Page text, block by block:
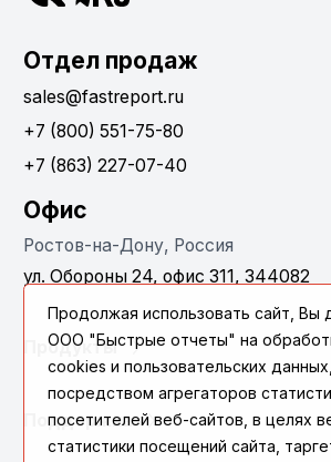
Отдел продаж
sales@fastreport.ru
+7 (800) 551-75-80
+7 (863) 227-07-40
Офис
Ростов-на-Дону, Россия
ул. Обороны 24, офис 311, 344082
Продукты
Поддержка
Продолжая использовать сайт, Вы
ООО "Быстрые отчеты" на
cookies и пользовательских
посредством агрегаторов
посетителей веб-сайтов, в целях
статистики посещений сайта,